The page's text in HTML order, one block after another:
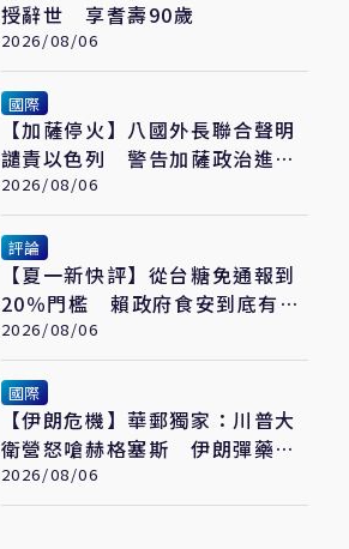
授辭世 享耆壽90歲
2026/08/06
國際
【加薩停火】八國外長聯合聲明
譴責以色列 警告加薩政治進程
恐全面脫軌
2026/08/06
評論
【夏一新快評】從台糖免通報到
20％門檻 賴政府食安到底有幾
套標準？
2026/08/06
國際
【伊朗危機】華郵獨家：川普大
衛營怒嗆赫格塞斯 伊朗彈藥嚴
重短缺恐限縮軍事選項
2026/08/06